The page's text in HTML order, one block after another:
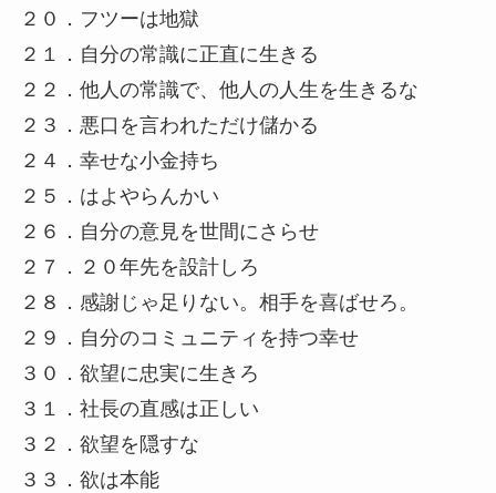
２０．フツーは地獄
２１．自分の常識に正直に生きる
２２．他人の常識で、他人の人生を生きるな
２３．悪口を言われただけ儲かる
２４．幸せな小金持ち
２５．はよやらんかい
２６．自分の意見を世間にさらせ
２７．２０年先を設計しろ
２８．感謝じゃ足りない。相手を喜ばせろ。
２９．自分のコミュニティを持つ幸せ
３０．欲望に忠実に生きろ
３１．社長の直感は正しい
３２．欲望を隠すな
３３．欲は本能